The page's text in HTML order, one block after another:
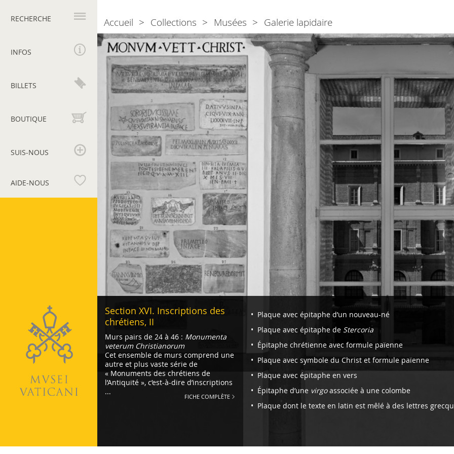
principale
RECHERCHE
INFOS
BILLETS
BOUTIQUE
SUIS-NOUS
AIDE-NOUS
Section
XVI.
Inscriptions
des
chrétiens,
Section XVI. Inscriptions des
chrétiens, II
Murs pairs de 24 à 46 : Monumenta
veterum Christianorum
Cet ensemble de murs comprend une
autre et plus vaste série de
« Monuments des chrétiens de
l’Antiquité », c’est-à-dire d’inscriptions
...
FICHE COMPLÈTE
Navigazione
-
Section
XVI.
Inscriptions
des
chrétiens,
II
Plaque avec épitaphe d’un nouveau-né
Plaque avec épitaphe de Stercoria
Épitaphe chrétienne avec formule païenne
Plaque avec symbole du Christ et formule païenne
Plaque avec épitaphe en vers
Épitaphe d’une virgoassociée à une colombe
Plaque dont le texte en latin est mêlé à des lettres
Breadcrumb
Accueil Collections Musées Galerie lapidaire